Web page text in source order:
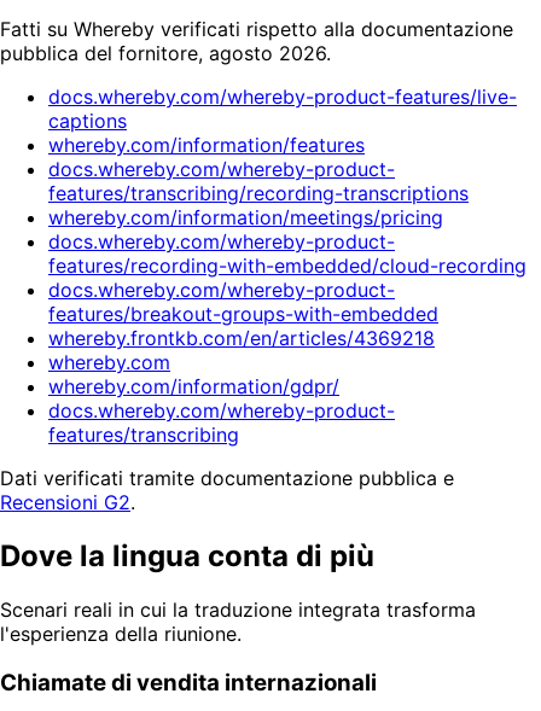
Fatti su Whereby verificati rispetto alla documentazione
pubblica del fornitore, agosto 2026.
docs.whereby.com/whereby-product-features/live-
captions
whereby.com/information/features
docs.whereby.com/whereby-product-
features/transcribing/recording-transcriptions
whereby.com/information/meetings/pricing
docs.whereby.com/whereby-product-
features/recording-with-embedded/cloud-recording
docs.whereby.com/whereby-product-
features/breakout-groups-with-embedded
whereby.frontkb.com/en/articles/4369218
whereby.com
whereby.com/information/gdpr/
docs.whereby.com/whereby-product-
features/transcribing
Dati verificati tramite documentazione pubblica e
Recensioni G2.
Dove la lingua conta di più
Scenari reali in cui la traduzione integrata trasforma
l'esperienza della riunione.
Chiamate di vendita internazionali